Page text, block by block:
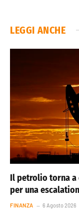
LEGGI ANCHE
Il petrolio torna a
per una
FINANZA 6 Agosto 2026